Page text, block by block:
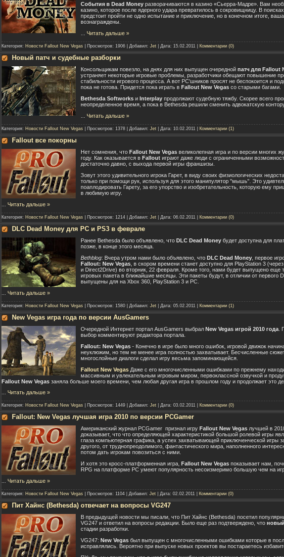
События в Dead Money разворачиваются в казино «Сьерра-Мадре». Вам
казино, которое после ядерного удара превратилось в сокровищницу. В
предстоит пройти не одно испытание и приключение, но в конечном итоге,
вознаграждены.
Читать дальше »
Категория: Новости Fallout New Vegas | Просмотров: 1906 | Добавил: Jet | Дата: 15.02.2011 Комментарии (0)
Новый патч и судебные разборки
Консольщикам повезло, на днях для них выпущен очередной патч для Fallout
устраняет некоторые игровые проблемы, разработчики обещают повышение
стабильности игрового процесса. А вот PC'шников просят не беспокоится и
пока не готова. Придется пока играть в Fallout New Vegas со старыми багами.
Bethesda Softworks и Interplay продолжают судебную тяжбу. Скорее всего
неопределенное время, а пока в Bethesda решили сменить адвокатскую
Читать дальше »
Категория: Новости Fallout New Vegas | Просмотров: 1378 | Добавил: Jet | Дата: 10.02.2011 Комментарии (1)
Fallout все покорны
Нет сомнения, что Fallout New Vegas великолепная игра и по версии многих
году. Как оказывается в Fallout играют даже люди с ограниченными
достаточно давно, с выхода первой игры франшизы.
Зовут этого удивительного игрока Гарет, в виду своих физиологических
только при помощи рук, используя для этого манипулятор "мышь". Это
поаплодировать Гарету, за его упорство и изобретательность, которую ему
в любимую игру.
Читать дальше »
Категория: Новости Fallout New Vegas | Просмотров: 1214 | Добавил: Jet | Дата: 06.02.2011 Комментарии (0)
DLC Dead Money для PC и PS3 в феврале
Ранее Bethesda было объявлено, что DLC Dead Money будет доступна для
позже, в конце этого месяца.
Bethblog: Вчера утром нами было объявлено, что DLC Dead Money , первое
Fallout: New Vegas , в скором времени станет доступно для PlayStation 3
и Direct2Drive) во вторник, 22 февраля. Кроме того, нами будет выпущено еще
игровых пакета в ближайшие месяцы. Эти пакеты будут, в отличии от первого
выпущены для на Xbox 360, PlayStation 3 и PC.
Читать дальше »
Категория: Новости Fallout New Vegas | Просмотров: 1580 | Добавил: Jet | Дата: 05.02.2011 Комментарии (1)
New Vegas игра года по версии AusGamers
Очередной Интернет портал AusGamers выбрал New Vegas игрой 2010 года .
выбор комментируют редактора портала.
Fallout: New Vegas - Конечно в игре было много ошибок, игровой движок
неуклюжим, но тем не менее игра полностью захватывает. Бесчисленные
многослойные диалоги сделал игру весьма запоминающейся.
Fallout New Vegas Даже с его многочисленными ошибками по прежнему
массивным и увлекательным игровым миром, первоклассной озвучкой и
Fallout New Vegas заняла больше моего времени, чем любая другая игра в прошлом году и продолжает это
Читать дальше »
Категория: Новости Fallout New Vegas | Просмотров: 1449 | Добавил: Jet | Дата: 03.02.2011 Комментарии (0)
Fallout: New Vegas лучшая игра 2010 по версии PCGamer
Американский журнал PCGamer признал игру Fallout New Vegas лучшей в
доказывает, что что определяющей характеристикой большой ролевой игры
глаза компьютерная графика, а успех захватывающей приключенческой игры
другого, от труднопреодолимого, фантастического мира, наполненного
потом дать игрокам повозиться с ними.
И хотя это кросс-платформенная игра, Fallout New Vegas показывает нам,
RPG на платформе PC умеют популярность несоизмеримо большую чем на
Читать дальше »
Категория: Новости Fallout New Vegas | Просмотров: 1104 | Добавил: Jet | Дата: 02.02.2011 Комментарии (0)
Пит Хайнс (Bethesda) отвечает на вопросы VG247
В предыдущей новости мы писали, что Пит Хайнс (Bethesda) посетил
VG247 и ответил на вопросы редакции. Было еще раз подтверждено, что новый
стадии разработки.
VG247: New Vegas был выпущен с многочисленными ошибками которые в
исправлялись. Вероятно при выпуске новых проектов вы постараетесь